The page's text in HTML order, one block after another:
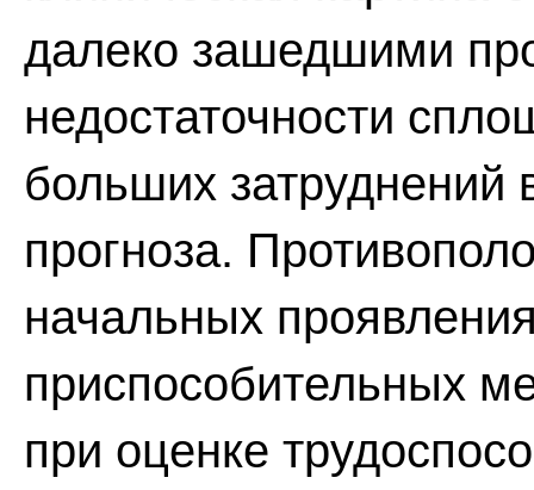
далеко зашедшими
недостаточности
больших затруднений
прогноза.
начальных
приспособительных
при оценке